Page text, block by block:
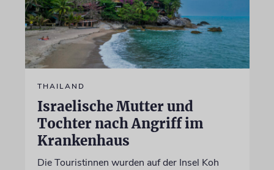
THAILAND
Israelische Mutter und
Tochter nach Angriff im
Krankenhaus
Die Touristinnen wurden auf der Insel Koh